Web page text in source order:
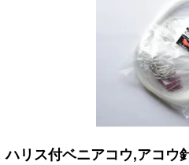
ハリス付ベニアコウ,アコウ